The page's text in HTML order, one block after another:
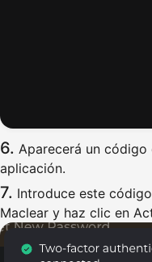
Aparecerá un
aplicación.
Introduce este
Maclear y haz clic en